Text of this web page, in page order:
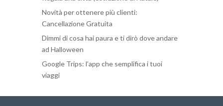
Novità per ottenere più clienti:
Cancellazione Gratuita
Dimmi di cosa hai paura e ti dirò dove andare
ad Halloween
Google Trips: l’app che semplifica i tuoi
viaggi